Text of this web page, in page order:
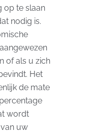
op te slaan
nodig is.
of als u zich
Het
de mate
wordt
uw